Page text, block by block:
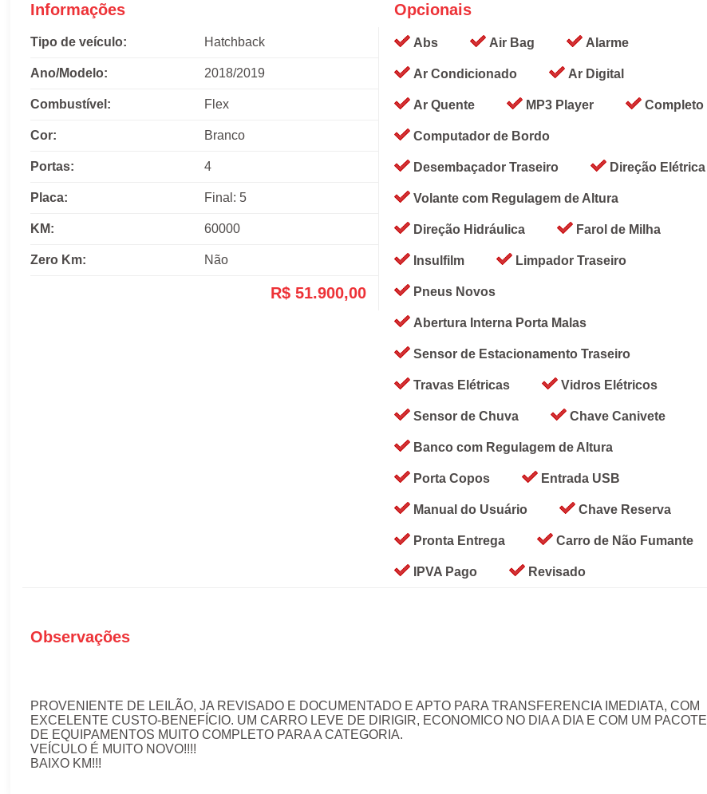
Informações
Tipo de veículo: Hatchback
Ano/Modelo: 2018/2019
Combustível: Flex
Cor: Branco
Portas: 4
Placa: Final: 5
KM: 60000
Zero Km: Não
R$ 51.900,00
Opcionais
Abs Air Bag Alarme
Ar Condicionado Ar Digital
Ar Quente MP3 Player Completo
Computador de Bordo
Desembaçador Traseiro Direção Elétrica
Volante com Regulagem de Altura
Direção Hidráulica Farol de Milha
Insulfilm Limpador Traseiro
Pneus Novos
Abertura Interna Porta Malas
Sensor de Estacionamento Traseiro
Travas Elétricas Vidros Elétricos
Sensor de Chuva Chave Canivete
Banco com Regulagem de Altura
Porta Copos Entrada USB
Manual do Usuário Chave Reserva
Pronta Entrega Carro de Não Fumante
IPVA Pago Revisado
Observações
PROVENIENTE DE LEILÃO, JA REVISADO E DOCUMENTADO E APTO PARA TRANSFERENCIA IMEDIATA, COM
EXCELENTE CUSTO-BENEFÍCIO. UM CARRO LEVE DE DIRIGIR, ECONOMICO NO DIA A DIA E COM UM PACOTE
DE EQUIPAMENTOS MUITO COMPLETO PARA A CATEGORIA.
VEÍCULO É MUITO NOVO!!!!
BAIXO KM!!!